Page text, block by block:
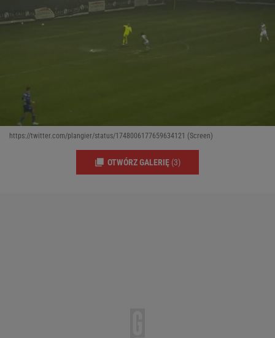
https://twitter.com/plangier/status/1748006177659634121 (Screen)
OTWÓRZ GALERIĘ (3)